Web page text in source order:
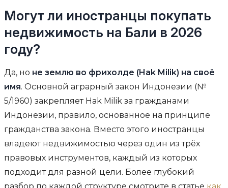
Могут ли иностранцы покупать
недвижимость на Бали в 2026
году?
Да, но не землю во фрихолде (Hak Milik) на своё
имя. Основной аграрный закон Индонезии (№
5/1960) закрепляет Hak Milik за гражданами
Индонезии, правило, основанное на принципе
гражданства закона. Вместо этого иностранцы
владеют недвижимостью через один из трёх
правовых инструментов, каждый из которых
подходит для разной цели. Более глубокий